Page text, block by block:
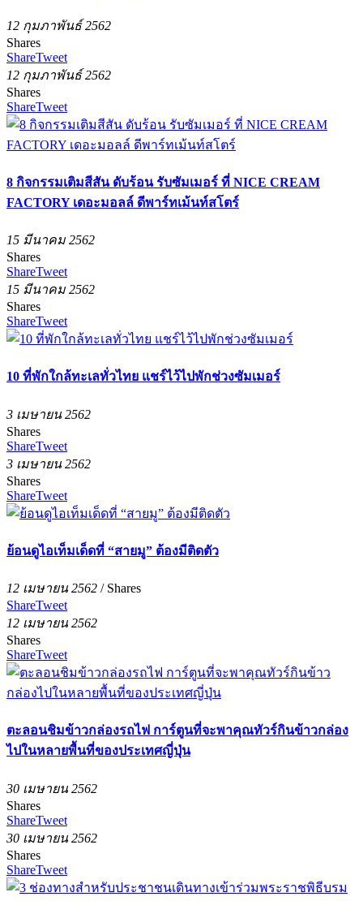
12 กุมภาพันธ์ 2562
Shares
ShareTweet
12 กุมภาพันธ์ 2562
Shares
ShareTweet
8 กิจกรรมเติมสีสัน ดับร้อน รับซัมเมอร์ ที่ NICE CREAM
FACTORY เดอะมอลล์ ดีพาร์ทเม้นท์สโตร์
15 มีนาคม 2562
Shares
ShareTweet
15 มีนาคม 2562
Shares
ShareTweet
10 ที่พักใกล้ทะเลทั่วไทย แชร์ไว้ไปพักช่วงซัมเมอร์
3 เมษายน 2562
Shares
ShareTweet
3 เมษายน 2562
Shares
ShareTweet
ย้อนดูไอเท็มเด็ดที่ “สายมู” ต้องมีติดตัว
12 เมษายน 2562 / Shares
ShareTweet
12 เมษายน 2562
Shares
ShareTweet
ตะลอนชิมข้าวกล่องรถไฟ การ์ตูนที่จะพาคุณทัวร์กินข้าวกล่อง
ไปในหลายพื้นที่ของประเทศญี่ปุ่น
30 เมษายน 2562
Shares
ShareTweet
30 เมษายน 2562
Shares
ShareTweet